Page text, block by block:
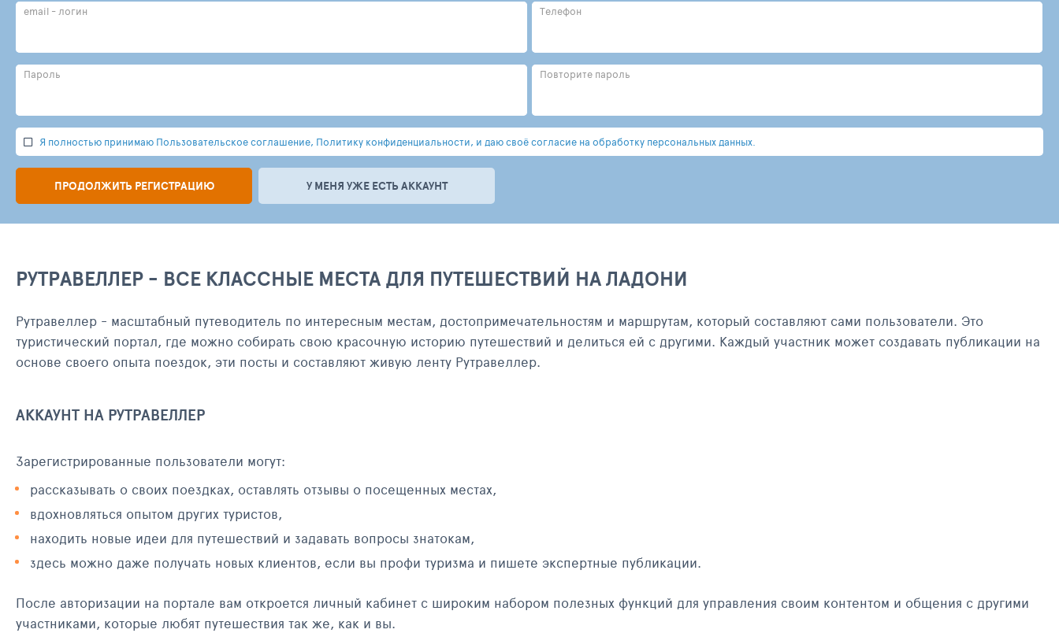
email - логин Телефон
Пароль Повторите пароль
Я полностью принимаю Пользовательское соглашение, Политику конфиденциальности, и даю своё согласие на обработку персональных данных.
ПРОДОЛЖИТЬ РЕГИСТРАЦИЮ У МЕНЯ УЖЕ ЕСТЬ АККАУНТ
РУТРАВЕЛЛЕР - ВСЕ КЛАССНЫЕ МЕСТА ДЛЯ ПУТЕШЕСТВИЙ НА ЛАДОНИ
Рутравеллер - масштабный путеводитель по интересным местам, достопримечательностям и маршрутам, который составляют сами пользователи. Это
туристический портал, где можно собирать свою красочную историю путешествий и делиться ей с другими. Каждый участник может создавать публикации на
основе своего опыта поездок, эти посты и составляют живую ленту Рутравеллер.
АККАУНТ НА РУТРАВЕЛЛЕР
Зарегистрированные пользователи могут:
рассказывать о своих поездках, оставлять отзывы о посещенных местах,
вдохновляться опытом других туристов,
находить новые идеи для путешествий и задавать вопросы знатокам,
здесь можно даже получать новых клиентов, если вы профи туризма и пишете экспертные публикации.
После авторизации на портале вам откроется личный кабинет с широким набором полезных функций для управления своим контентом и общения с другими
участниками, которые любят путешествия так же, как и вы.